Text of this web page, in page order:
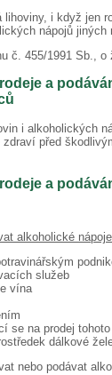
lihoviny, i když jen
nápojů
č. 455/1991 Sb., o
a
i alkoholických
před
a
alkoholické
služeb
vína
se na prodej
dálkové
nebo podávat